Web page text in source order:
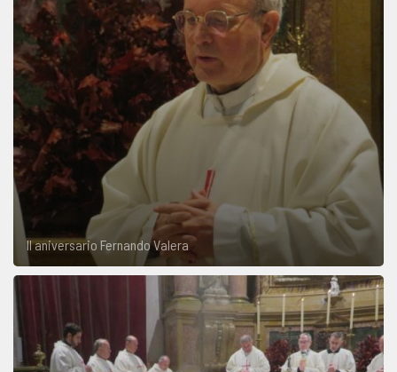
II aniversario Fernando Valera